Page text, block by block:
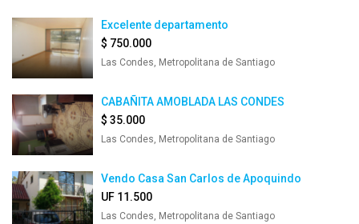
Excelente departamento
$ 750.000
Las Condes, Metropolitana de Santiago
CABAÑITA AMOBLADA LAS CONDES
$ 35.000
Las Condes, Metropolitana de Santiago
Vendo Casa San Carlos de Apoquindo
UF 11.500
Las Condes, Metropolitana de Santiago